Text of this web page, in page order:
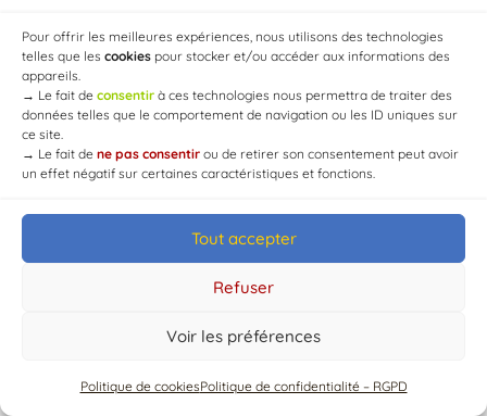
Pour offrir les meilleures expériences, nous utilisons des technologies
telles que les cookies pour stocker et/ou accéder aux informations des
appareils.
→ Le fait de consentir à ces technologies nous permettra de traiter des
données telles que le comportement de navigation ou les ID uniques sur
ce site.
→ Le fait de ne pas consentir ou de retirer son consentement peut avoir
un effet négatif sur certaines caractéristiques et fonctions.
Tout accepter
Refuser
Voir les préférences
Politique de cookiesPolitique de confidentialité – RGPD
© Mairie de Chaource [2004-2024] | Tous droits réservés.